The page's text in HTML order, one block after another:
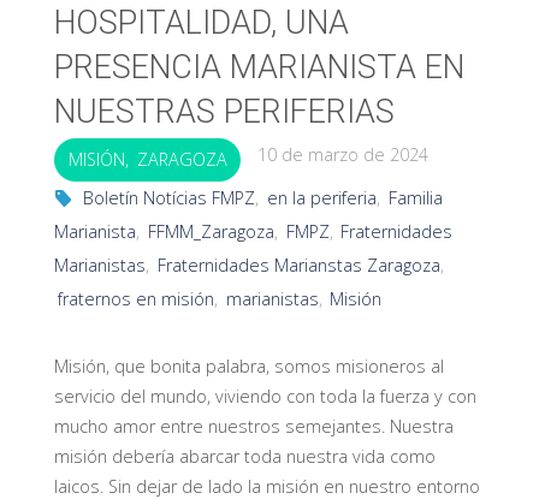
HOSPITALIDAD, UNA
PRESENCIA MARIANISTA EN
NUESTRAS PERIFERIAS
MISIÓN, ZARAGOZA
10 de marzo de 2024
Boletín Notícias FMPZ, en la periferia, Familia
Marianista, FFMM_Zaragoza, FMPZ, Fraternidades
Marianistas, Fraternidades Marianstas Zaragoza,
fraternos en misión, marianistas, Misión
Misión, que bonita palabra, somos misioneros al
servicio del mundo, viviendo con toda la fuerza y con
mucho amor entre nuestros semejantes. Nuestra
misión debería abarcar toda nuestra vida como
laicos. Sin dejar de lado la misión en nuestro entorno